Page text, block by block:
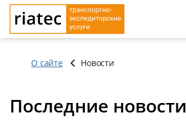
О сайте Новости
Последние новости
Страна загрузки
Город загрузки
Страна загрузки
Город загрузки